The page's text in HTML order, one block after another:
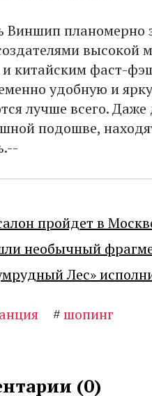
Виншип
высокой
и китайским фаст-
удобную и
лучше всего. Даже
подошве,
пройдет в
необычный
Лес»
#шопинг
(0)